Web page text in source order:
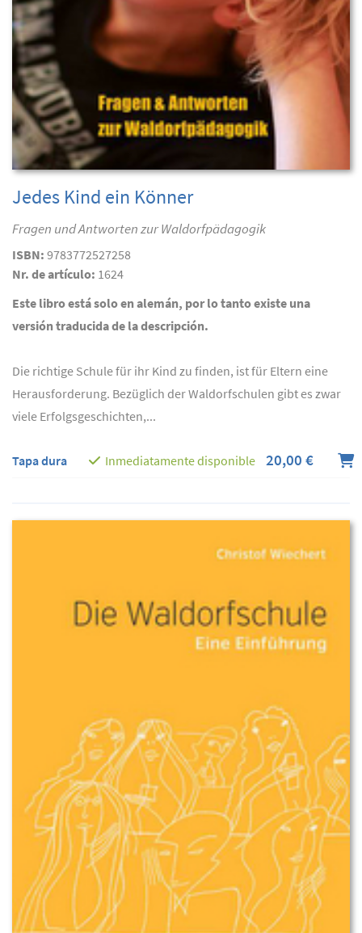
Jedes Kind ein Könner
Fragen und Antworten zur Waldorfpädagogik
ISBN: 9783772527258
Nr. de artículo: 1624
Este libro está solo en alemán, por lo tanto existe una
versión traducida de la descripción.
Die richtige Schule für ihr Kind zu finden, ist für Eltern eine
Herausforderung. Bezüglich der Waldorfschulen gibt es zwar
viele Erfolgsgeschichten,...
Tapa dura Inmediatamente disponible 20,00 €